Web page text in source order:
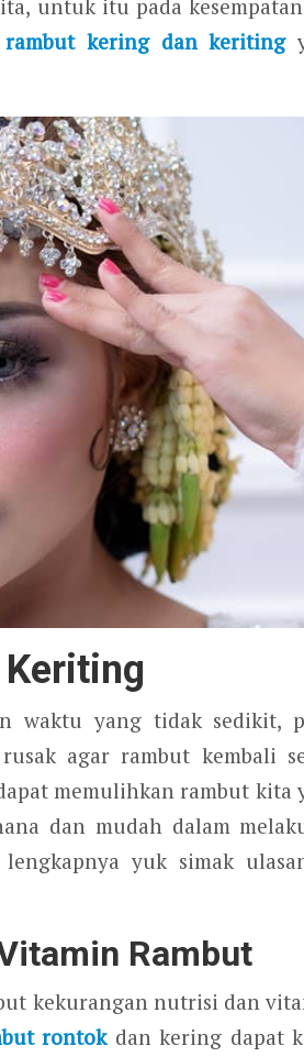
untuk itu pada
rambut kering dan keriting
waktu yang tidak sedikit,
agar rambut kembali
memulihkan rambut kita
dan mudah dalam
yuk simak
Rambut
kekurangan nutrisi dan
rontokdan kering dapat